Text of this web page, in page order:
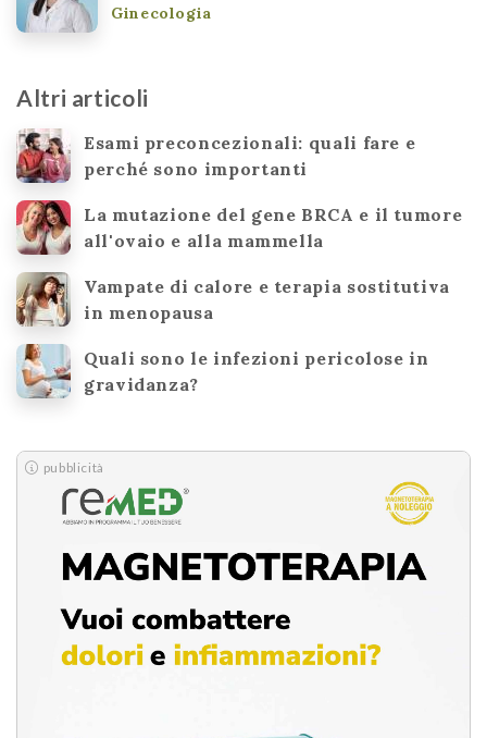
Ginecologia
Altri articoli
Esami preconcezionali: quali fare e
perché sono importanti
La mutazione del gene BRCA e il tumore
all'ovaio e alla mammella
Vampate di calore e terapia sostitutiva
in menopausa
Quali sono le infezioni pericolose in
gravidanza?
pubblicità